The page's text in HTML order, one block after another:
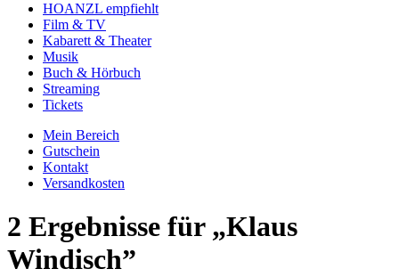
HOANZL empfiehlt
Film & TV
Kabarett & Theater
Musik
Buch & Hörbuch
Streaming
Tickets
Mein Bereich
Gutschein
Kontakt
Versandkosten
2 Ergebnisse für „Klaus
Windisch”